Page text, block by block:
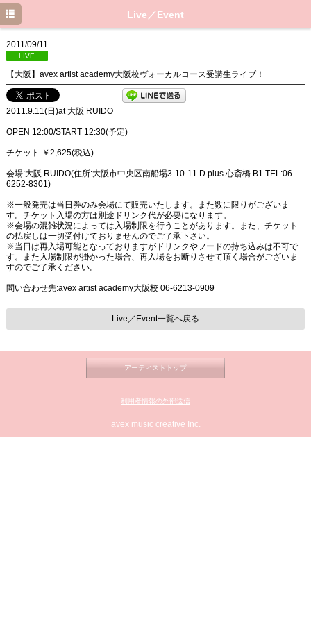
Live／Event
2011/09/11
LIVE
【大阪】avex artist academy大阪校ヴォーカルコース受講生ライブ！
2011.9.11(日)at 大阪 RUIDO
OPEN 12:00/START 12:30(予定)
チケット:￥2,625(税込)
会場:大阪 RUIDO(住所:大阪市中央区南船場3-10-11 D plus 心斎橋 B1 TEL:06-
6252-8301)
※一般発売は当日券のみ会場にて販売いたします。また数に限りがございま
す。チケット入場の方は別途ドリンク代が必要になります。
※会場の混雑状況によっては入場制限を行うことがあります。また、チケット
の払戻しは一切受付けておりませんのでご了承下さい。
※当日は再入場可能となっておりますがドリンクやフードの持ち込みは不可で
す。また入場制限が掛かった場合、再入場をお断りさせて頂く場合がございま
すのでご了承ください。
問い合わせ先:avex artist academy大阪校 06-6213-0909
Live／Event一覧へ戻る
アーティストトップ
利用者情報の外部送信
avex music creative Inc.
News
Media
Discography
Movie
Blog